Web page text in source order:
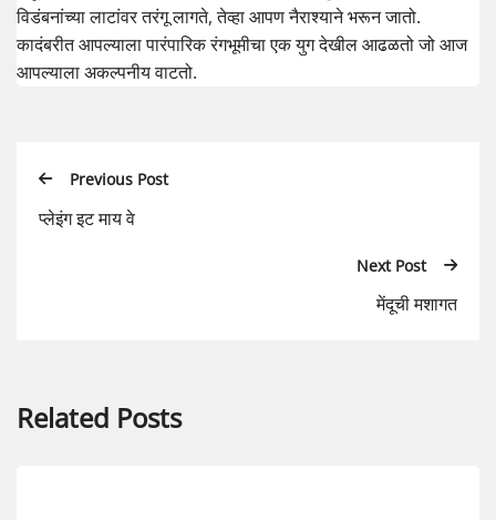
विडंबनांच्या लाटांवर तरंगू लागते, तेव्हा आपण नैराश्याने भरून जातो.
कादंबरीत आपल्याला पारंपारिक रंगभूमीचा एक युग देखील आढळतो जो आज
आपल्याला अकल्पनीय वाटतो.
Previous Post
प्लेइंग इट माय वे
Next Post
मेंदूची मशागत
Related Posts